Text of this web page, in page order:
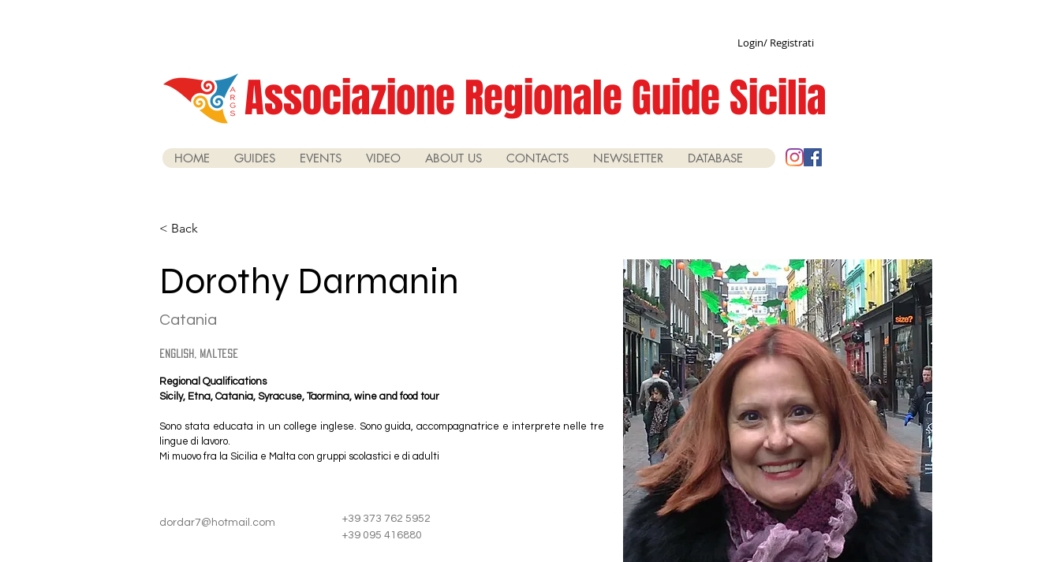
Login/ Registrati
Associazione Regionale Guide Sicilia
HOME GUIDES EVENTS VIDEO ABOUT US CONTACTS NEWSLETTER DATABASE
< Back
Dorothy Darmanin
Catania
english, maltese
Regional Qualifications
Sicily, Etna, Catania, Syracuse, Taormina, wine and food tour
Sono stata educata in un college inglese. Sono guida, accompagnatrice e interprete nelle tre
lingue di lavoro.
Mi muovo fra la Sicilia e Malta con gruppi scolastici e di adulti
dordar7@hotmail.com
+39 373 762 5952
+39 095 416880